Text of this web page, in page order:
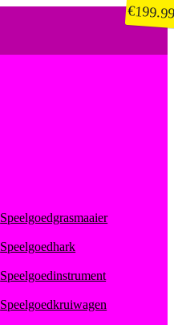
Speelgoedgrasmaaier
Speelgoedhark
Speelgoedinstrument
Speelgoedkruiwagen
€